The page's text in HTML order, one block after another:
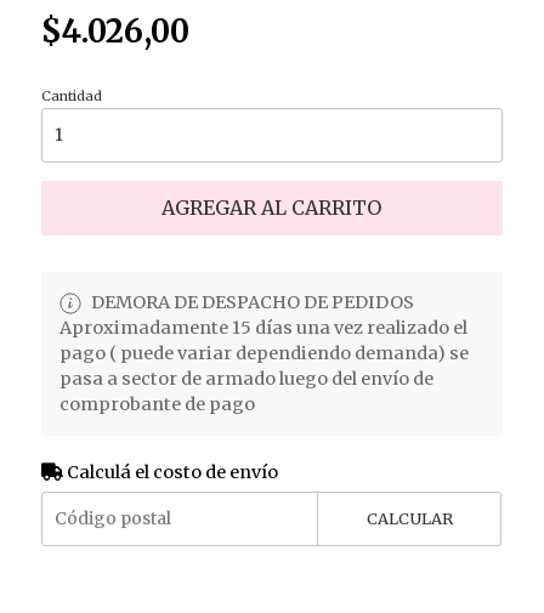
$4.026,00
Cantidad
AGREGAR AL CARRITO
DEMORA DE DESPACHO DE PEDIDOS
Aproximadamente 15 días una vez realizado el
pago ( puede variar dependiendo demanda) se
pasa a sector de armado luego del envío de
comprobante de pago
Calculá el costo de envío
CALCULAR